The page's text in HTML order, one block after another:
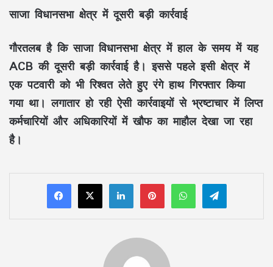
साजा विधानसभा क्षेत्र में दूसरी बड़ी कार्रवाई
गौरतलब है कि साजा विधानसभा क्षेत्र में हाल के समय में यह
ACB की दूसरी बड़ी कार्रवाई है। इससे पहले इसी क्षेत्र में
एक पटवारी को भी रिश्वत लेते हुए रंगे हाथ गिरफ्तार किया
गया था। लगातार हो रही ऐसी कार्रवाइयों से भ्रष्टाचार में लिप्त
कर्मचारियों और अधिकारियों में खौफ का माहौल देखा जा रहा
है।
LinkedInPinterestWhatsAppTelegram